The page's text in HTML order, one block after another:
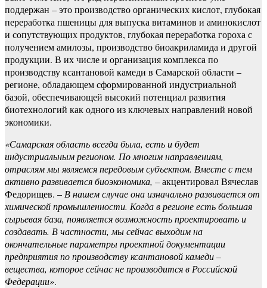
поддержан – это производство органических кислот, глубокая
переработка пшеницы для выпуска витаминов и аминокислот
и сопутствующих продуктов, глубокая переработка гороха с
получением амилозы, производство биоакриламида и другой
продукции. В их числе и организация комплекса по
производству ксантановой камеди в Самарской области –
регионе, обладающем сформированной индустриальной
базой, обеспечивающей высокий потенциал развития
биотехнологий как одного из ключевых направлений новой
экономики.
«Самарская область всегда была, есть и будет
индустриальным регионом. По многим направлениям,
отраслям мы являемся передовым субъектом. Вместе с тем
активно развивается биоэкономика, – акцентировал Вячеслав
Федорищев. – В нашем случае она изначально развивается от
химической промышленности. Когда в регионе есть большая
сырьевая база, появляется возможность проектировать и
создавать. В частности, мы сейчас выходим на
окончательные параметры проектной документации
предприятия по производству ксантановой камеди –
вещества, которое сейчас не производится в Российской
Федерации».